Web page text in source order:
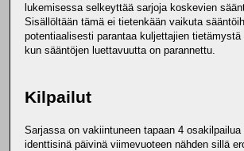
lukemisessa selkeyttää sarjoja koskevien
Sisällöltään tämä ei tietenkään vaikuta
potentiaalisesti parantaa kuljettajien tietämystä
kun sääntöjen luettavuutta on parannettu.
Kilpailut
Sarjassa on vakiintuneen tapaan 4
identtisinä päivinä viimevuoteen nähden sillä